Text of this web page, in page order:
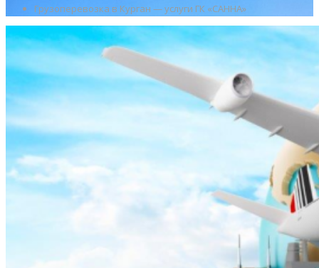
Грузоперевозка в Курган — услуги ГК «САННА»